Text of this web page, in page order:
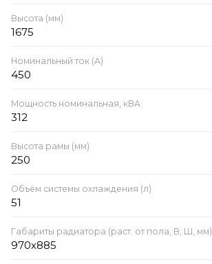
Высота (мм)
1675
Номинальный ток (А)
450
Мощность номинальная, кВА
312
Высота рамы (мм)
250
Объём системы охлаждения (л)
51
Габариты радиатора (раст. от пола, В, Ш, мм)
970х885